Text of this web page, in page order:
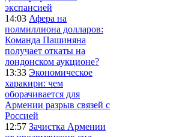
экспансией
14:03 Афера на
полмиллиона долларов:
Команда Пашиняна
получает откаты на
лондонском аукционе?
13:33 Экономическое
харакири: чем
оборачивается для
Армении разрыв связей с
Россией
12:57 Зачистка Армении